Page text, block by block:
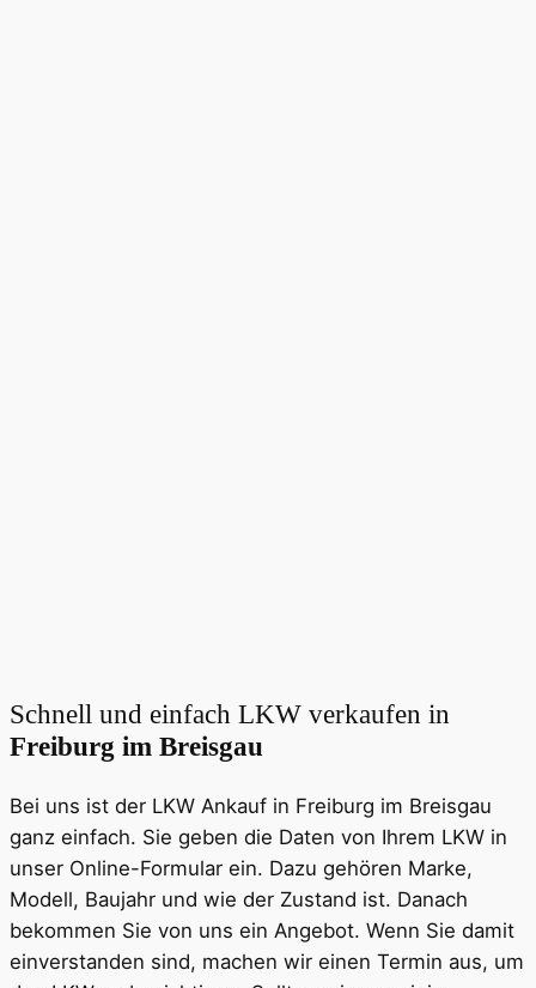
Schnell und einfach LKW verkaufen in
Freiburg im Breisgau
Bei uns ist der LKW Ankauf in Freiburg im Breisgau
ganz einfach. Sie geben die Daten von Ihrem LKW in
unser Online-Formular ein. Dazu gehören Marke,
Modell, Baujahr und wie der Zustand ist. Danach
bekommen Sie von uns ein Angebot. Wenn Sie damit
einverstanden sind, machen wir einen Termin aus, um